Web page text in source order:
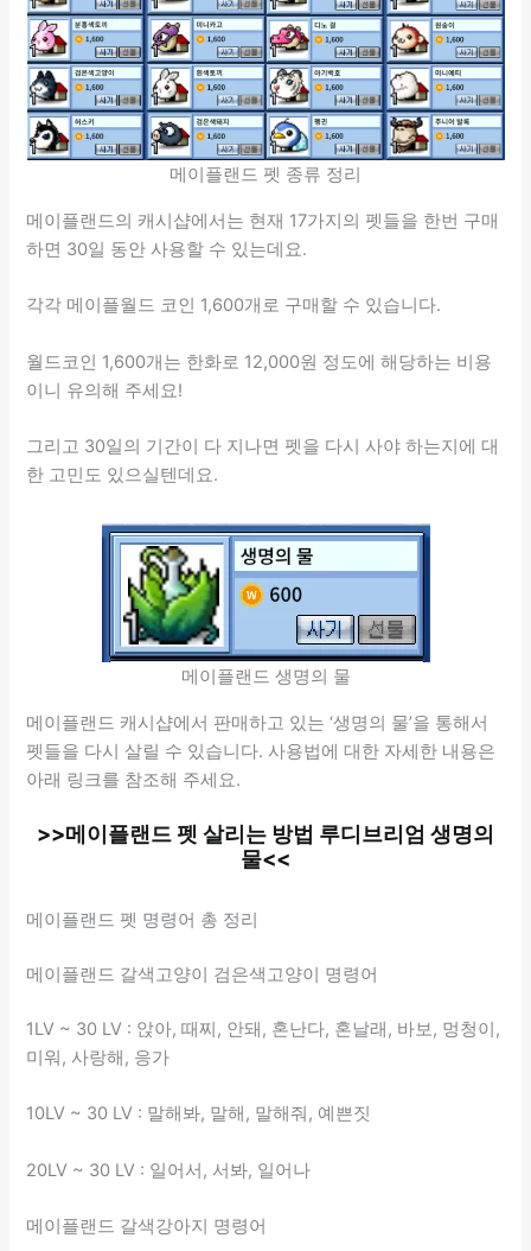
메이플랜드 펫 종류 정리
메이플랜드의 캐시샵에서는 현재 17가지의 펫들을 한번 구매
하면 30일 동안 사용할 수 있는데요.
각각 메이플월드 코인 1,600개로 구매할 수 있습니다.
월드코인 1,600개는 한화로 12,000원 정도에 해당하는 비용
이니 유의해 주세요!
그리고 30일의 기간이 다 지나면 펫을 다시 사야 하는지에 대
한 고민도 있으실텐데요.
메이플랜드 생명의 물
메이플랜드 캐시샵에서 판매하고 있는 ‘생명의 물’을 통해서
펫들을 다시 살릴 수 있습니다. 사용법에 대한 자세한 내용은
아래 링크를 참조해 주세요.
>>메이플랜드 펫 살리는 방법 루디브리엄 생명의
물<<
메이플랜드 펫 명령어 총 정리
메이플랜드 갈색고양이 검은색고양이 명령어
1LV ~ 30 LV : 앉아, 때찌, 안돼, 혼난다, 혼날래, 바보, 멍청이,
미워, 사랑해, 응가
10LV ~ 30 LV : 말해봐, 말해, 말해줘, 예쁜짓
20LV ~ 30 LV : 일어서, 서봐, 일어나
메이플랜드 갈색강아지 명령어